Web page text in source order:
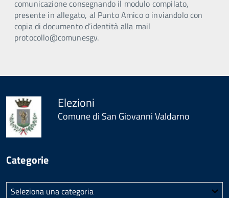
comunicazione consegnando il modulo compilato,
presente in allegato, al Punto Amico o inviandolo con
copia di documento d’identità alla mail
protocollo@comunesgv.
Elezioni
Comune di San Giovanni Valdarno
Categorie
Categorie